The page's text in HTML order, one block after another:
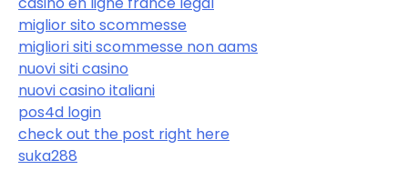
miglior sito scommesse
migliori siti scommesse non aams
nuovi siti casino
nuovi casino italiani
pos4d login
check out the post right here
suka288